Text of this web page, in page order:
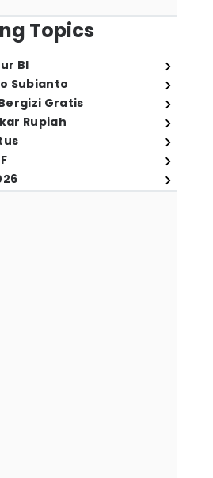
Topics
BI
Subianto
Gratis
Rupiah